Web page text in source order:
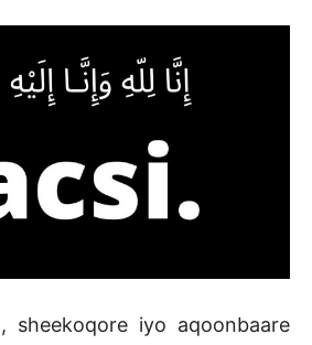
sheekoqore iyo aqoonbaare